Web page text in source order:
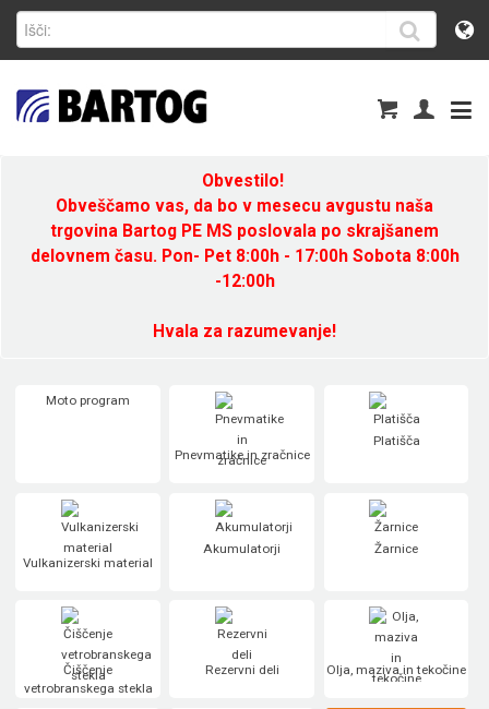
Obvestilo!
Obveščamo vas, da bo v mesecu avgustu naša
trgovina Bartog PE MS poslovala po skrajšanem
delovnem času. Pon- Pet 8:00h - 17:00h Sobota 8:00h
-12:00h
Hvala za razumevanje!
Moto program
Pnevmatike in zračnice
Platišča
Vulkanizerski material
Akumulatorji Žarnice
Čiščenje
vetrobranskega stekla
Rezervni deli Olja, maziva in tekočine